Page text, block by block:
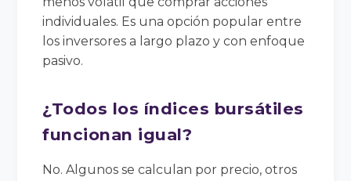
individuales. Es una opción popular entre
los inversores a largo plazo y con enfoque
pasivo.
¿Todos los índices bursátiles
funcionan igual?
No. Algunos se calculan por precio, otros